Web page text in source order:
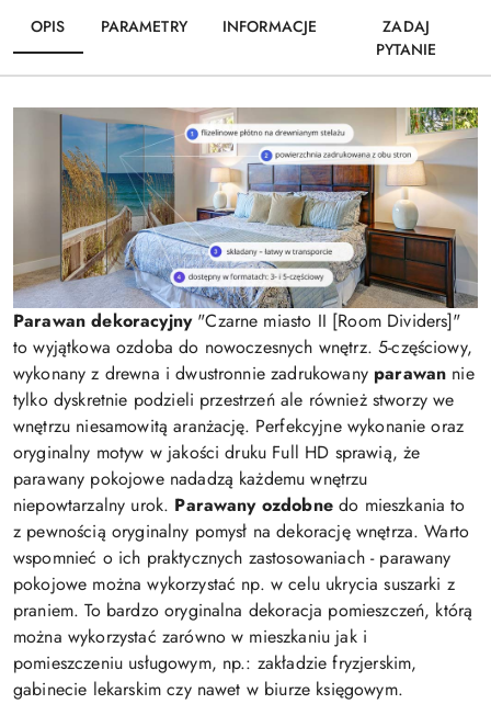
OPIS PARAMETRY INFORMACJE
ZADAJ
PYTANIE
Parawan dekoracyjny"Czarne miasto II [Room Dividers]"
to wyjątkowa ozdoba do nowoczesnych wnętrz. 5-częściowy,
wykonany z drewna i dwustronnie zadrukowany parawan nie
tylko dyskretnie podzieli przestrzeń ale również stworzy we
wnętrzu niesamowitą aranżację. Perfekcyjne wykonanie oraz
oryginalny motyw w jakości druku Full HD sprawią, że
parawany pokojowe nadadzą każdemu wnętrzu
niepowtarzalny urok. Parawany ozdobnedo mieszkania to
z pewnością oryginalny pomysł na dekorację wnętrza. Warto
wspomnieć o ich praktycznych zastosowaniach - parawany
pokojowe można wykorzystać np. w celu ukrycia suszarki z
praniem. To bardzo oryginalna dekoracja pomieszczeń, którą
można wykorzystać zarówno w mieszkaniu jak i
pomieszczeniu usługowym, np.: zakładzie fryzjerskim,
gabinecie lekarskim czy nawet w biurze księgowym.